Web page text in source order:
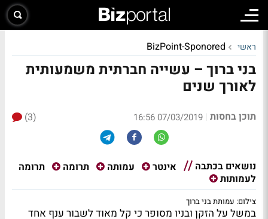
ראשי BizPoint-Sponored
בני ברוך – עשייה חברתית משמעותית
לאורך שנים
תוכן בחסות |
07/03/2019 16:56
(3)
נושאים בכתבה אינטר עמותה תרומה
תרומה
לעמותות
צילום: עמותת בני ברוך
במשל על הזקן ובניו מסופר כי קל מאוד לשבור ענף אחד